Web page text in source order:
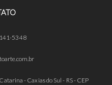
5348
- Caxias do Sul - RS - CEP